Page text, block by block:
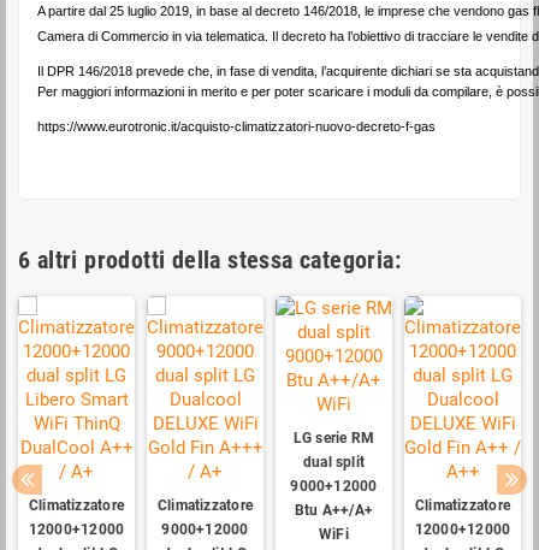
A partire dal 25 luglio 2019, in base al decreto 146/2018, le imprese che vendono
Camera di Commercio in via telematica. Il decreto ha l’obiettivo di tracciare le vendite
Il DPR 146/2018 prevede che, in fase di vendita, l’acquirente dichiari se sta
Per maggiori informazioni in merito e per poter scaricare i moduli da compilare, è
https://www.eurotronic.it/acquisto-climatizzatori-nuovo-decreto-f-gas
6 altri prodotti della stessa categoria:
Climatizzatore
12000+12000
Climatizzatore
9000+12000
LG serie RM
dual split
9000+12000
Btu A++/A+
WiFi
Climatizzatore
12000+12000